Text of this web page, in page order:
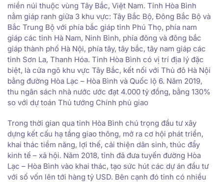
miền núi thuộc vùng Tây Bắc, Việt Nam. Tỉnh Hòa Bình
nằm giáp ranh giữa 3 khu vực: Tây Bắc Bộ, Đông Bắc Bộ và
Bắc Trung Bộ với phía bắc giáp tỉnh Phú Thọ, phía nam
giáp các tỉnh Hà Nam, Ninh Bình, phía đông và đông bắc
giáp thành phố Hà Nội, phía tây, tây bắc, tây nam giáp các
tỉnh Sơn La, Thanh Hóa. Tỉnh Hòa Bình có vị trí địa lý đặc
biệt, là cửa ngõ khu vực Tây Bắc, kết nối với Thủ đô Hà Nội
bằng đường Hòa Lạc – Hòa Bình và Quốc lộ 6. Năm 2019,
thu ngân sách nhà nước ước đạt 4.000 tỷ đồng, bằng 130%
so với dự toán Thủ tướng Chính phủ giao
Trong thời gian qua tỉnh Hòa Bình chú trọng đầu tư xây
dựng kết cấu hạ tầng giao thông, mở ra cơ hội phát triển,
khai thác tiềm năng, lợi thế, cải thiện dân sinh, thúc đẩy
kinh tế – xã hội. Năm 2018, tỉnh đã đưa tuyến đường Hòa
Lạc – Hòa Bình vào khai thác, tạo sức hút các dự án đầu tư
với số vốn lên tới hàng tỷ USD. Bên cạnh đó tỉnh có nhiều